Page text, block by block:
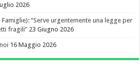
2026
“Serve urgentemente una legge per
fragili” 23 Giugno 2026
16 Maggio 2026